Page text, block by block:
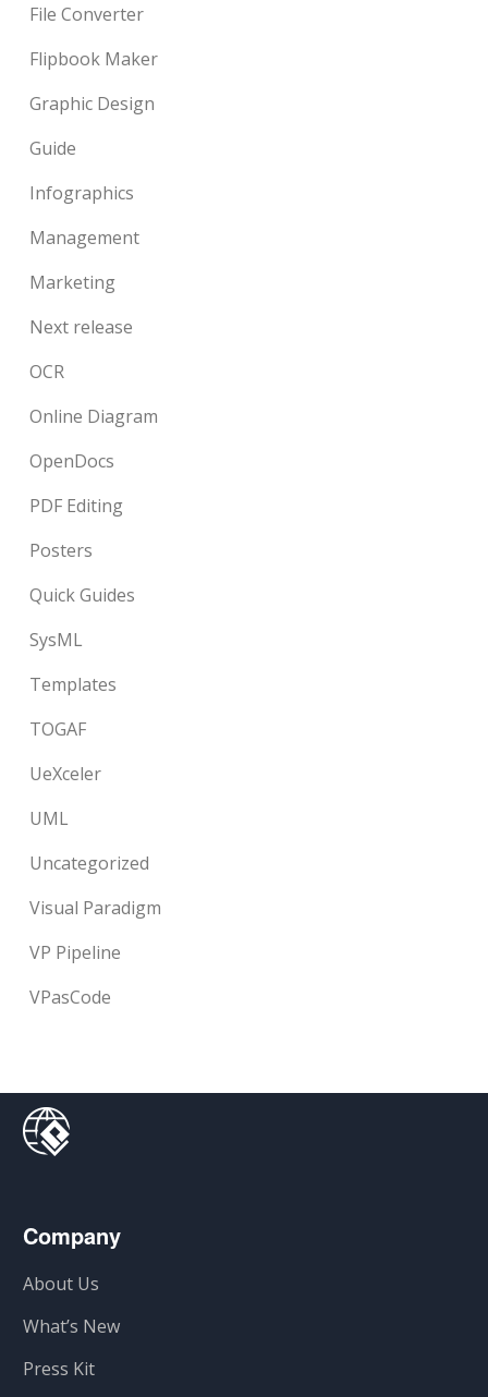
File Converter
Flipbook Maker
Graphic Design
Guide
Infographics
Management
Marketing
Next release
OCR
Online Diagram
OpenDocs
PDF Editing
Posters
Quick Guides
SysML
Templates
TOGAF
UeXceler
UML
Uncategorized
Visual Paradigm
VP Pipeline
VPasCode
Company
About Us
What’s New
Press Kit